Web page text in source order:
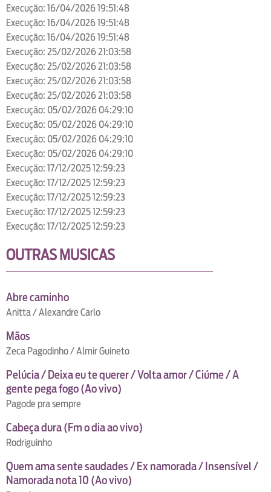
Execução: 16/04/2026 19:51:48
Execução: 16/04/2026 19:51:48
Execução: 16/04/2026 19:51:48
Execução: 25/02/2026 21:03:58
Execução: 25/02/2026 21:03:58
Execução: 25/02/2026 21:03:58
Execução: 25/02/2026 21:03:58
Execução: 05/02/2026 04:29:10
Execução: 05/02/2026 04:29:10
Execução: 05/02/2026 04:29:10
Execução: 05/02/2026 04:29:10
Execução: 17/12/2025 12:59:23
Execução: 17/12/2025 12:59:23
Execução: 17/12/2025 12:59:23
Execução: 17/12/2025 12:59:23
Execução: 17/12/2025 12:59:23
OUTRAS MUSICAS
Abre caminho
Anitta / Alexandre Carlo
Mãos
Zeca Pagodinho / Almir Guineto
Pelúcia / Deixa eu te querer / Volta amor / Ciúme / A
gente pega fogo (Ao vivo)
Pagode pra sempre
Cabeça dura (Fm o dia ao vivo)
Rodriguinho
Quem ama sente saudades / Ex namorada / Insensível /
Namorada nota 10 (Ao vivo)